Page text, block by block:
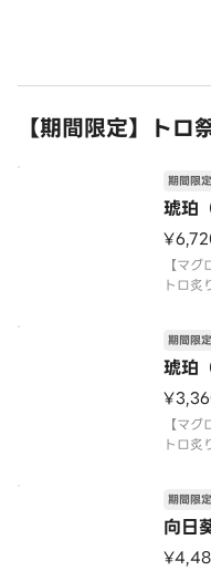
【期間限定】トロ
琥珀
期間限定
【マ
トロ炙
〈本マ
〈期間
琥珀
期間限定
【マ
トロ炙
〈本マ
〈期間
向日
期間限定